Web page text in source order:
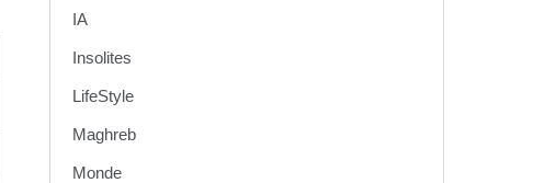
IA
Insolites
LifeStyle
Maghreb
Monde